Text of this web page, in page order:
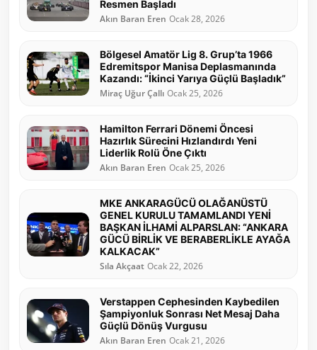
Resmen Başladı
Akın Baran Eren Ocak 28, 2026
Bölgesel Amatör Lig 8. Grup’ta 1966
Edremitspor Manisa Deplasmanında
Kazandı: “İkinci Yarıya Güçlü Başladık”
Miraç Uğur Çallı Ocak 25, 2026
Hamilton Ferrari Dönemi Öncesi
Hazırlık Sürecini Hızlandırdı Yeni
Liderlik Rolü Öne Çıktı
Akın Baran Eren Ocak 25, 2026
MKE ANKARAGÜCÜ OLAĞANÜSTÜ
GENEL KURULU TAMAMLANDI YENİ
BAŞKAN İLHAMİ ALPARSLAN: “ANKARA
GÜCÜ BİRLİK VE BERABERLİKLE AYAĞA
KALKACAK”
Sıla Akçaat Ocak 22, 2026
Verstappen Cephesinden Kaybedilen
Şampiyonluk Sonrası Net Mesaj Daha
Güçlü Dönüş Vurgusu
Akın Baran Eren Ocak 21, 2026